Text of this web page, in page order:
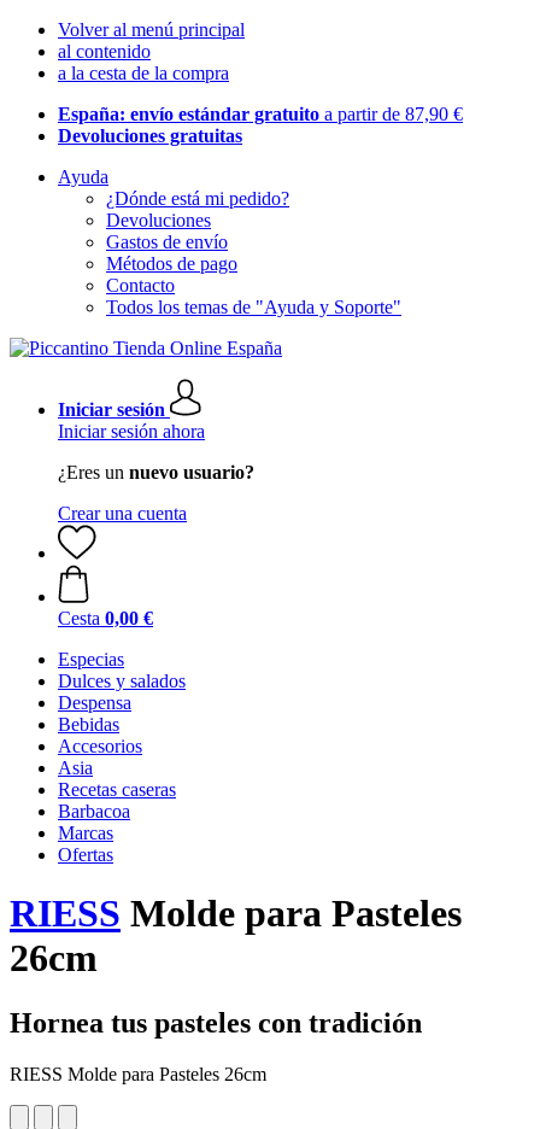
Volver al menú principal
al contenido
a la cesta de la compra
España: envío estándar gratuito a partir de 87,90 €
Devoluciones gratuitas
Ayuda
¿Dónde está mi pedido?
Devoluciones
Gastos de envío
Métodos de pago
Contacto
Todos los temas de "Ayuda y Soporte"
Iniciar sesión
Iniciar sesión ahora
¿Eres un nuevo usuario?
Crear una cuenta
Cesta 0,00 €
Especias
Dulces y salados
Despensa
Bebidas
Accesorios
Asia
Recetas caseras
Barbacoa
Marcas
Ofertas
RIESS Molde para Pasteles
26cm
Hornea tus pasteles con tradición
RIESS Molde para Pasteles 26cm